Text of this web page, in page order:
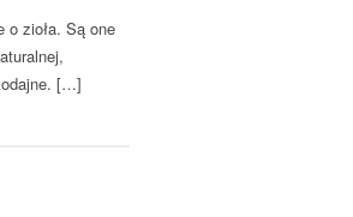
zioła. Są one
[…]